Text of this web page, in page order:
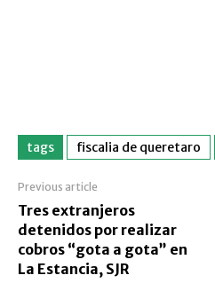
tags fiscalia de queretaro
Previous article
Tres extranjeros
detenidos por realizar
cobros “gota a gota” en
La Estancia, SJR